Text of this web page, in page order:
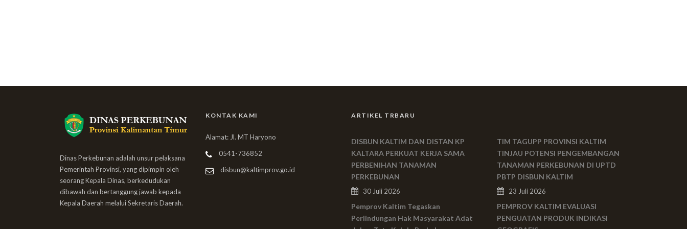
Dinas Perkebunan adalah unsur pelaksana
Pemerintah Provinsi, yang dipimpin oleh
seorang Kepala Dinas, berkedudukan
dibawah dan bertanggung jawab kepada
Kepala Daerah melalui Sekretaris Daerah.
KONTAK KAMI
Alamat: Jl. MT Haryono
0541-736852
disbun@kaltimprov.go.id
ARTIKEL TRBARU
DISBUN KALTIM DAN DISTAN KP
KALTARA PERKUAT KERJA SAMA
PERBENIHAN TANAMAN
PERKEBUNAN
30 Juli 2026
Pemprov Kaltim Tegaskan
Perlindungan Hak Masyarakat Adat
TIM TAGUPP PROVINSI KALTIM
TINJAU POTENSI PENGEMBANGAN
TANAMAN PERKEBUNAN DI UPTD
PBTP DISBUN KALTIM
23 Juli 2026
PEMPROV KALTIM EVALUASI
PENGUATAN PRODUK INDIKASI